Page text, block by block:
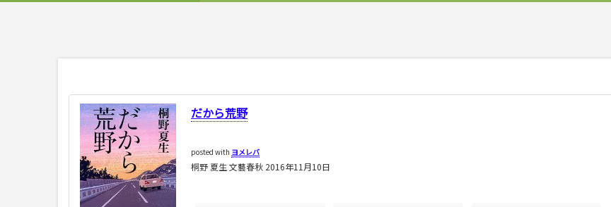
だから荒野
posted with ヨメレバ
桐野 夏生 文藝春秋 2016年11月10日